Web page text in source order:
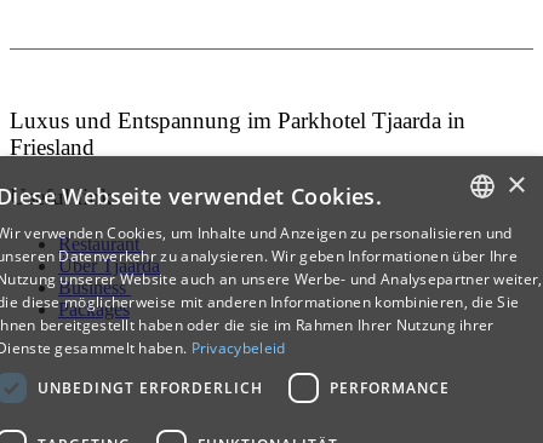
Luxus und Entspannung im Parkhotel Tjaarda in
Friesland
Useful link
Restaurant
Über Tjaarda
Business
Packages
DUTCH
ENGLISH
GERMAN
×
Webseite verwendet Cookies.
verwenden Cookies, um Inhalte und Anzeigen zu personalisieren und
Datenverkehr zu analysieren. Wir geben Informationen über Ihre
unserer Website auch an unsere Werbe- und Analysepartner weiter,
diese möglicherweise mit anderen Informationen kombinieren, die Sie
bereitgestellt haben oder die sie im Rahmen Ihrer Nutzung ihrer
gesammelt haben. Privacybeleid
UNBEDINGT ERFORDERLICH
PERFORMANCE